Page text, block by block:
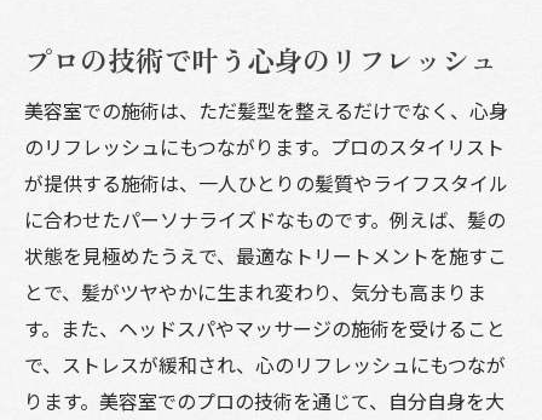
プロの技術で叶う心身のリフレッシュ
美容室での施術は、ただ髪型を整えるだけでなく、心身
のリフレッシュにもつながります。プロのスタイリスト
が提供する施術は、一人ひとりの髪質やライフスタイル
に合わせたパーソナライズドなものです。例えば、髪の
状態を見極めたうえで、最適なトリートメントを施すこ
とで、髪がツヤやかに生まれ変わり、気分も高まりま
す。また、ヘッドスパやマッサージの施術を受けること
で、ストレスが緩和され、心のリフレッシュにもつなが
ります。美容室でのプロの技術を通じて、自分自身を大